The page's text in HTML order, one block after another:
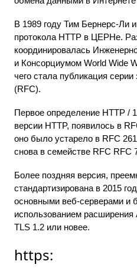
В 1989 году Тим Бернерс-Ли
протокола HTTP в ЦЕРНе.
координировалась
и Консорциумом World Wide
чего стала публикация
(RFC).
Первое определение HTTP /
версии HTTP, появилось в
оно было устарело в RFC
снова в семействе RFC RFC
Более поздняя версия,
стандартизирована в 2015
основными веб-серверами и
использованием расширения
TLS 1.2 или новее.
https: